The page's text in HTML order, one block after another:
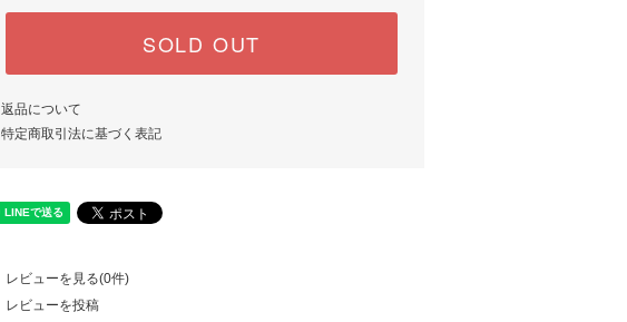
SOLD OUT
返品について
特定商取引法に基づく表記
レビューを見る(0件)
レビューを投稿